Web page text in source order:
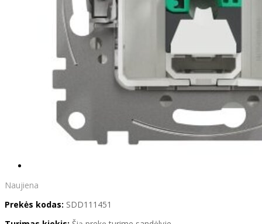
Naujiena
Prekės kodas: SDD111451